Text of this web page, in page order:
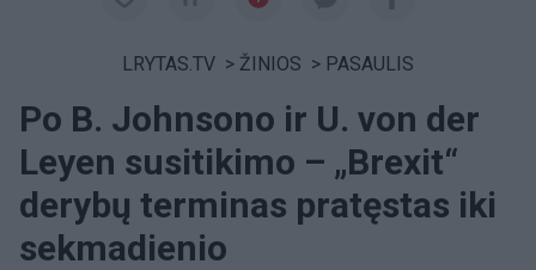
LRYTAS.TV > ŽINIOS > PASAULIS
Po B. Johnsono ir U. von der
Leyen susitikimo – „Brexit“
derybų terminas pratęstas iki
sekmadienio